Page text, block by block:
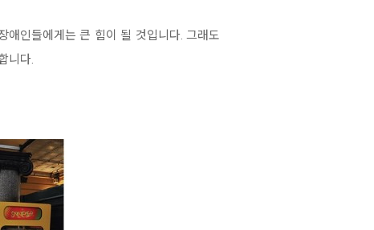
애인들에게는 큰 힘이 될 것입니다. 그래도
니다.